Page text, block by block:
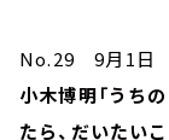
No.29 9月1日
小木博明「うち
たら、だいたい